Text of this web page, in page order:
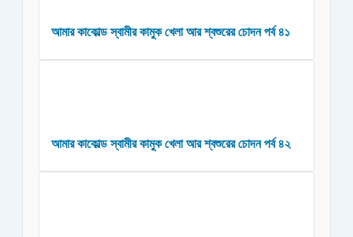
আমার কাকোল্ড স্বামীর কামুক খেলা আর শ্বশুরের চোদন পর্ব ৪১
আমার কাকোল্ড স্বামীর কামুক খেলা আর শ্বশুরের চোদন পর্ব ৪২